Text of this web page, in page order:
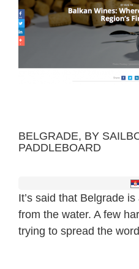
BELGRADE, BY
PADDLEBOARD
It’s said that Belgrade
from the water. A few
trying to spread the